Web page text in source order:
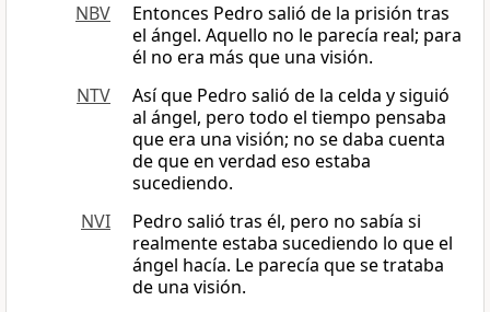
NBV
Entonces Pedro salió de la prisión tras
el ángel. Aquello no le parecía real; para
él no era más que una visión.
NTV
Así que Pedro salió de la celda y siguió
al ángel, pero todo el tiempo pensaba
que era una visión; no se daba cuenta
de que en verdad eso estaba
sucediendo.
NVI
Pedro salió tras él, pero no sabía si
realmente estaba sucediendo lo que el
ángel hacía. Le parecía que se trataba
de una visión.